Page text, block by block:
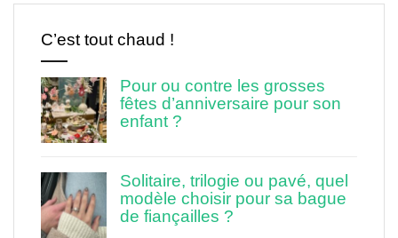
C’est tout chaud !
Pour ou contre les grosses
fêtes d’anniversaire pour son
enfant ?
Solitaire, trilogie ou pavé, quel
modèle choisir pour sa bague
de fiançailles ?